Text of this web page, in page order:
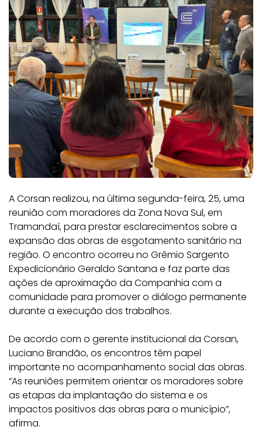
A Corsan realizou, na última segunda-feira, 25, uma
reunião com moradores da Zona Nova Sul, em
Tramandaí, para prestar esclarecimentos sobre a
expansão das obras de esgotamento sanitário na
região. O encontro ocorreu no Grêmio Sargento
Expedicionário Geraldo Santana e faz parte das
ações de aproximação da Companhia com a
comunidade para promover o diálogo permanente
durante a execução dos trabalhos.
De acordo com o gerente institucional da Corsan,
Luciano Brandão, os encontros têm papel
importante no acompanhamento social das obras.
“As reuniões permitem orientar os moradores sobre
as etapas da implantação do sistema e os
impactos positivos das obras para o município”,
afirma.